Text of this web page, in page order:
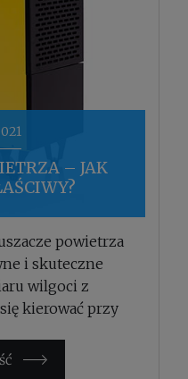
– JAK
powietrza
i skuteczne
wilgoci z
kierować przy
»